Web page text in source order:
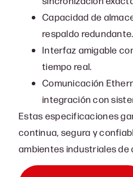
Capacidad de
respaldo redundante.
Interfaz amigable
tiempo real.
Comunicación
integración con
Estas especificaciones
continua, segura y
ambientes industriales de